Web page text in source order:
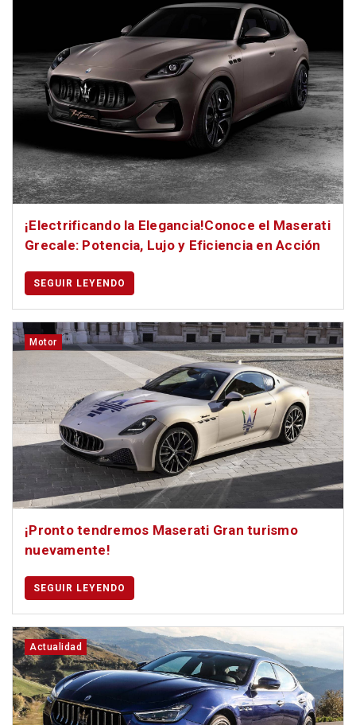
¡Electrificando la Elegancia!Conoce el Maserati
Grecale: Potencia, Lujo y Eficiencia en Acción
SEGUIR LEYENDO
Motor
¡Pronto tendremos Maserati Gran turismo
nuevamente!
SEGUIR LEYENDO
Actualidad